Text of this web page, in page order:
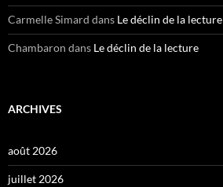
Carmelle Simard dans Le déclin de la lecture
Chambaron dans Le déclin de la lecture
ARCHIVES
août 2026
juillet 2026